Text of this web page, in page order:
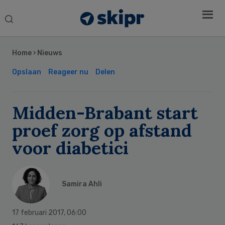
Search
Home › Nieuws
Opslaan Reageer nu Delen
Midden-Brabant start
proef zorg op afstand
voor diabetici
Samira Ahli
17 februari 2017, 06:00
Sidebar